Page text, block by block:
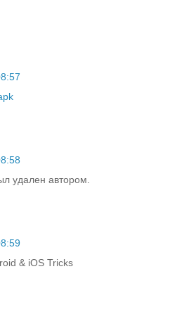
удален автором.
& iOS Tricks